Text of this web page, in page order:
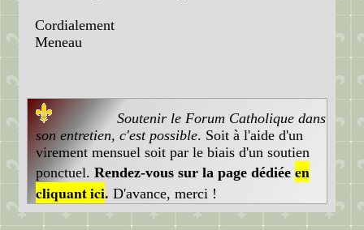
Cordialement
Meneau
Soutenir le Forum Catholique dans
son entretien, c'est possible. Soit à l'aide d'un
virement mensuel soit par le biais d'un soutien
ponctuel. Rendez-vous sur la page dédiée en
cliquant ici. D'avance, merci !